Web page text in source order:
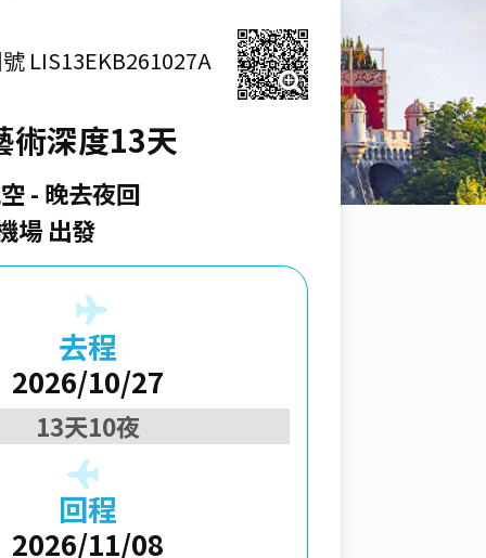
LIS13EKB261027A
術深度13天
晚去夜回
場 出發
去程
2026/10/27
13天10夜
回程
2026/11/08